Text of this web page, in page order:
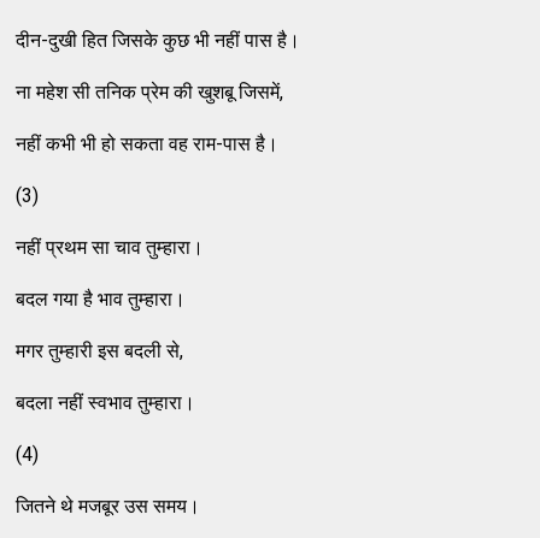
दीन-दुखी हित जिसके कुछ भी नहीं पास है।
ना महेश सी तनिक प्रेम की खुशबू जिसमें,
नहीं कभी भी हो सकता वह राम-पास है।
(3)
नहीं प्रथम सा चाव तुम्हारा।
बदल गया है भाव तुम्हारा।
मगर तुम्हारी इस बदली से,
बदला नहीं स्वभाव तुम्हारा।
(4)
जितने थे मजबूर उस समय।